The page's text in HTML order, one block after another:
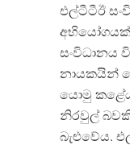
එල්ටීටීඊ
අභියෝගයක්
සංවිධානය
නායකයින්
යොමු
නිරවුල්
බැළුවේය.